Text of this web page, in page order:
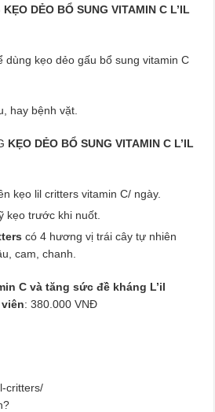
KẸO DẺO BỔ SUNG VITAMIN C L’IL
dùng kẹo dẻo gấu bổ sung vitamin C
hay bệnh vặt.
KẸO DẺO BỔ SUNG VITAMIN C L’IL
kẹo lil critters vitamin C/ ngày.
kẹo trước khi nuốt.
có 4 hương vị trái cây tự nhiên
cam, chanh.
C và tăng sức đề kháng L’il
: 380.000 VNĐ
critters/